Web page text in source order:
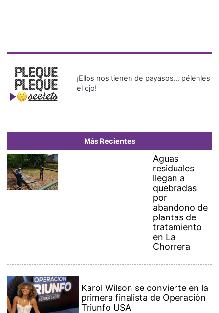
¡Ellos nos tienen de payasos… pélenles
el ojo!
Más Recientes
Aguas
residuales
llegan a
quebradas
por
abandono de
plantas de
tratamiento
en La
Chorrera
Karol Wilson se convierte en la
primera finalista de Operación
Triunfo USA